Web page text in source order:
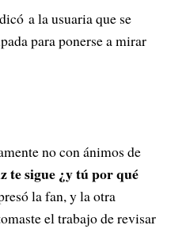
a la usuaria que se
para ponerse a mirar
no con ánimos de
te sigue ¿y tú por qué
la fan, y la otra
el trabajo de revisar